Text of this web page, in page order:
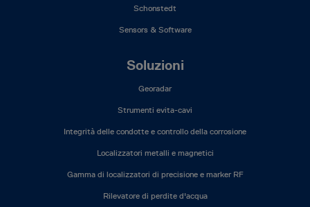
Schonstedt
Sensors & Software
Soluzioni
Georadar
Strumenti evita-cavi
Integrità delle condotte e controllo della corrosione
Localizzatori metalli e magnetici
Gamma di localizzatori di precisione e marker RF
Rilevatore di perdite d'acqua